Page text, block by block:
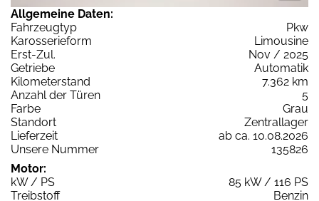
Allgemeine Daten:
Fahrzeugtyp
Pkw
Karosserieform
Limousine
Erst-Zul.
Nov / 2025
Getriebe
Automatik
Kilometerstand
7.362 km
Anzahl der Türen
5
Farbe
Grau
Standort
Zentrallager
Lieferzeit
ab ca. 10.08.2026
Unsere Nummer
135826
Motor:
kW / PS
85 kW / 116 PS
Treibstoff
Benzin